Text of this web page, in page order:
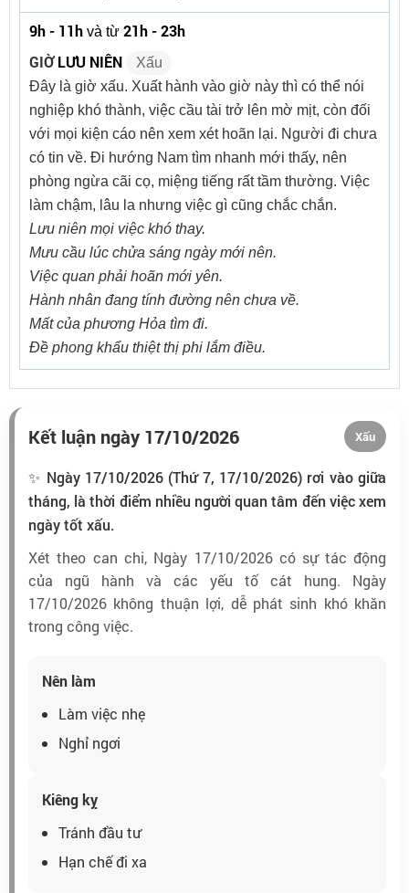
9h - 11h và từ 21h - 23h
GIỜLƯU NIÊN
Xấu
Đây là giờ xấu. Xuất hành vào giờ này thì có thể nói
nghiệp khó thành, việc cầu tài trở lên mờ mịt, còn đối
với mọi kiện cáo nên xem xét hoãn lại. Người đi chưa
có tin về. Đi hướng Nam tìm nhanh mới thấy, nên
phòng ngừa cãi cọ, miệng tiếng rất tầm thường. Việc
làm chậm, lâu la nhưng việc gì cũng chắc chắn.
Lưu niên mọi việc khó thay.
Mưu cầu lúc chửa sáng ngày mới nên.
Việc quan phải hoãn mới yên.
Hành nhân đang tính đường nên chưa về.
Mất của phương Hỏa tìm đi.
Đề phong khẩu thiệt thị phi lắm điều.
Kết luận ngày 17/10/2026 Xấu
✨ Ngày 17/10/2026 (Thứ 7, 17/10/2026) rơi vào giữa
tháng, là thời điểm nhiều người quan tâm đến việc xem
ngày tốt xấu.
Xét theo can chi, Ngày 17/10/2026 có sự tác động
của ngũ hành và các yếu tố cát hung. Ngày
17/10/2026 không thuận lợi, dễ phát sinh khó khăn
trong công việc.
Nên làm
Làm việc nhẹ
Nghỉ ngơi
Kiêng kỵ
Tránh đầu tư
Hạn chế đi xa